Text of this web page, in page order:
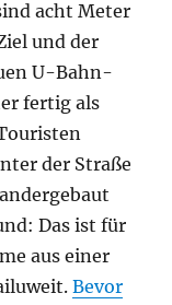
acht Meter
und der
U-Bahn-
fertig als
der Straße
Das ist für
aus einer
Bevor